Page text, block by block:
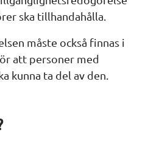
ska tillhandahålla.
måste också finnas i
att personer med
kunna ta del av den.